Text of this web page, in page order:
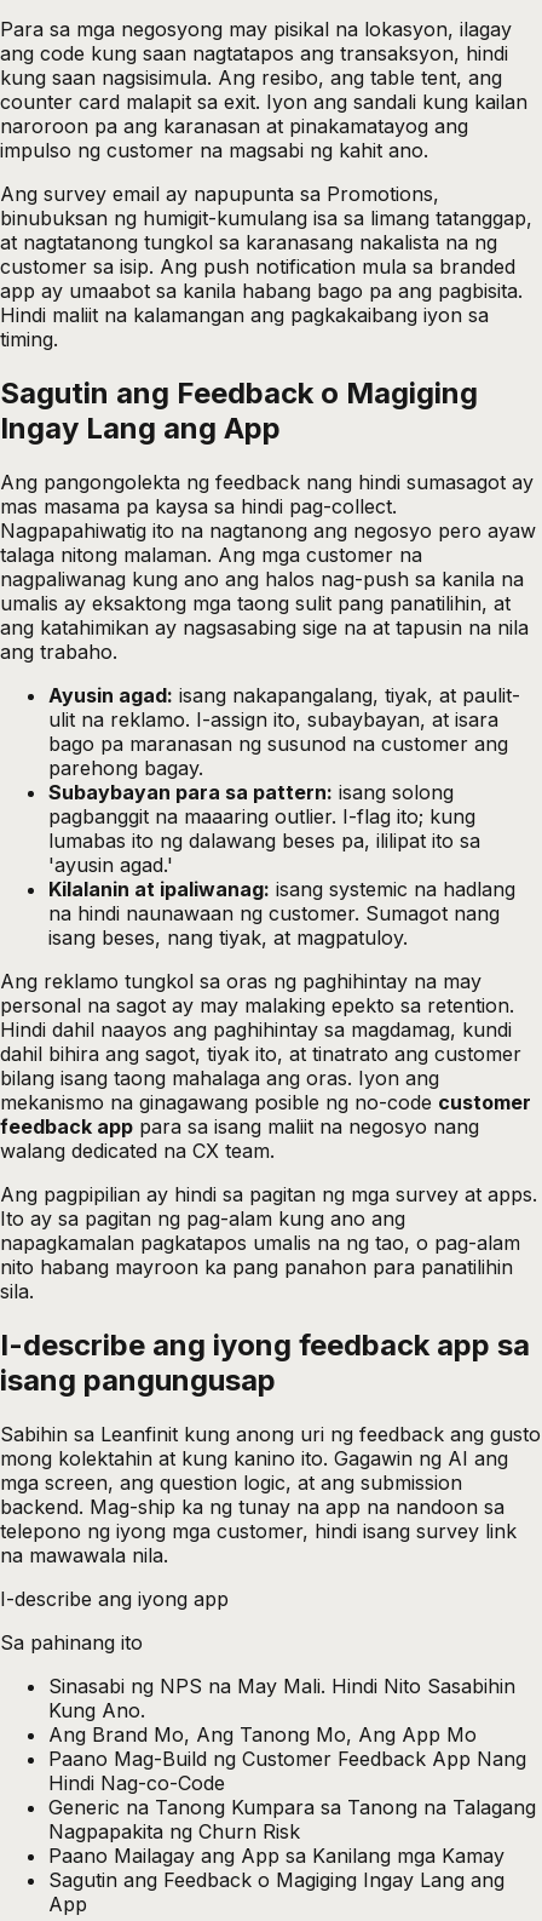
Para sa mga negosyong may pisikal na lokasyon, ilagay
ang code kung saan nagtatapos ang transaksyon, hindi
kung saan nagsisimula. Ang resibo, ang table tent, ang
counter card malapit sa exit. Iyon ang sandali kung kailan
naroroon pa ang karanasan at pinakamatayog ang
impulso ng customer na magsabi ng kahit ano.
Ang survey email ay napupunta sa Promotions,
binubuksan ng humigit-kumulang isa sa limang tatanggap,
at nagtatanong tungkol sa karanasang nakalista na ng
customer sa isip. Ang push notification mula sa branded
app ay umaabot sa kanila habang bago pa ang pagbisita.
Hindi maliit na kalamangan ang pagkakaibang iyon sa
timing.
Sagutin ang Feedback o Magiging
Ingay Lang ang App
Ang pangongolekta ng feedback nang hindi sumasagot ay
mas masama pa kaysa sa hindi pag-collect.
Nagpapahiwatig ito na nagtanong ang negosyo pero ayaw
talaga nitong malaman. Ang mga customer na
nagpaliwanag kung ano ang halos nag-push sa kanila na
umalis ay eksaktong mga taong sulit pang panatilihin, at
ang katahimikan ay nagsasabing sige na at tapusin na nila
ang trabaho.
Ayusin agad: isang nakapangalang, tiyak, at paulit-
ulit na reklamo. I-assign ito, subaybayan, at isara
bago pa maranasan ng susunod na customer ang
parehong bagay.
Subaybayan para sa pattern: isang solong
pagbanggit na maaaring outlier. I-flag ito; kung
lumabas ito ng dalawang beses pa, ililipat ito sa
'ayusin agad.'
Kilalanin at ipaliwanag: isang systemic na hadlang
na hindi naunawaan ng customer. Sumagot nang
isang beses, nang tiyak, at magpatuloy.
Ang reklamo tungkol sa oras ng paghihintay na may
personal na sagot ay may malaking epekto sa retention.
Hindi dahil naayos ang paghihintay sa magdamag, kundi
dahil bihira ang sagot, tiyak ito, at tinatrato ang customer
bilang isang taong mahalaga ang oras. Iyon ang
mekanismo na ginagawang posible ng no-code customer
feedback app para sa isang maliit na negosyo nang
walang dedicated na CX team.
Ang pagpipilian ay hindi sa pagitan ng mga survey at apps.
Ito ay sa pagitan ng pag-alam kung ano ang
napagkamalan pagkatapos umalis na ng tao, o pag-alam
nito habang mayroon ka pang panahon para panatilihin
sila.
I-describe ang iyong feedback app sa
isang pangungusap
Sabihin sa Leanfinit kung anong uri ng feedback ang gusto
mong kolektahin at kung kanino ito. Gagawin ng AI ang
mga screen, ang question logic, at ang submission
backend. Mag-ship ka ng tunay na app na nandoon sa
telepono ng iyong mga customer, hindi isang survey link
na mawawala nila.
I-describe ang iyong app
Sa pahinang ito
Sinasabi ng NPS na May Mali. Hindi Nito Sasabihin
Kung Ano.
Ang Brand Mo, Ang Tanong Mo, Ang App Mo
Paano Mag-Build ng Customer Feedback App Nang
Hindi Nag-co-Code
Generic na Tanong Kumpara sa Tanong na Talagang
Nagpapakita ng Churn Risk
Paano Mailagay ang App sa Kanilang mga Kamay
Sagutin ang Feedback o Magiging Ingay Lang ang
App